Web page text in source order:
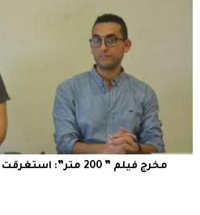
مخرج فيلم ” 200 متر”: استغرقت 10 سنوات في كتابة العمل